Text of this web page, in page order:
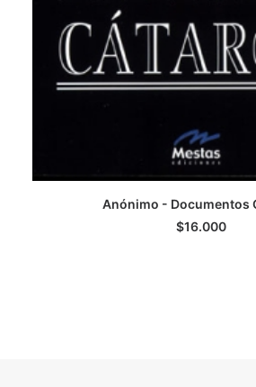
AGREGAR AL
Anónimo - Documentos
$16.000